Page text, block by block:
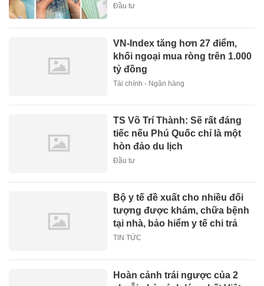
Đầu tư
VN-Index tăng hơn 27 điểm,
khối ngoại mua ròng trên 1.000
tỷ đồng
Tài chính - Ngân hàng
TS Võ Trí Thành: Sẽ rất đáng
tiếc nếu Phú Quốc chỉ là một
hòn đảo du lịch
Đầu tư
Bộ y tế đề xuất cho nhiều đối
tượng được khám, chữa bệnh
tại nhà, bảo hiểm y tế chi trả
TIN TỨC
Hoàn cảnh trái ngược của 2